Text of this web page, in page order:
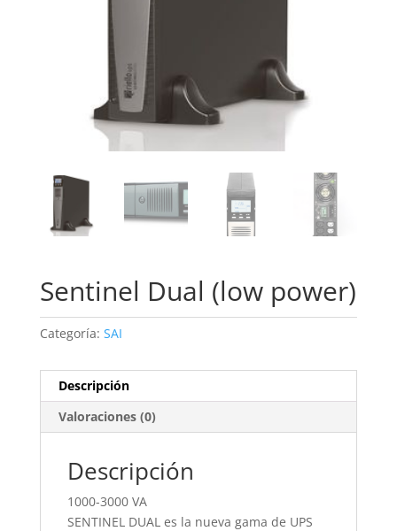
Sentinel Dual (low power)
Categoría: SAI
Descripción
Valoraciones (0)
Descripción
1000-3000 VA
SENTINEL DUAL es la nueva gama de UPS